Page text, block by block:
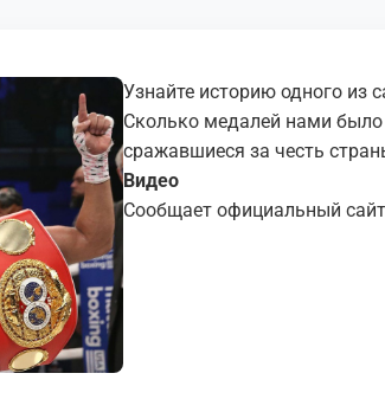
Узнайте историю одного из
Сколько медалей нами было
сражавшиеся за честь
Видео
Сообщает официальный